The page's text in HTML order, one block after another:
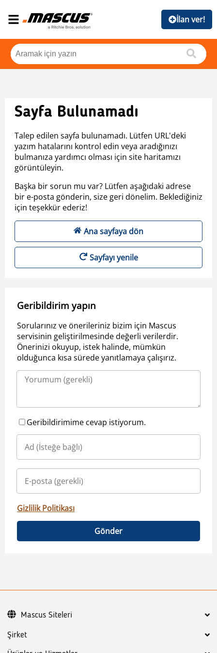
İlan ver!
Sayfa Bulunamadı
Talep edilen sayfa bulunamadı. Lütfen URL'deki
yazım hatalarını kontrol edin veya aradığınızı
bulmanıza yardımcı olması için site haritamızı
görüntüleyin.
Başka bir sorun mu var? Lütfen aşağıdaki adrese
bir e-posta gönderin, size geri dönelim. Beklediğiniz
için teşekkür ederiz!
Ana sayfaya dön
Sayfayı yenile
Geribildirim yapın
Sorularınız ve önerileriniz bizim için Mascus
servisinin geliştirilmesinde değerli verilerdir.
Önerinizi okuyup, istek halinde, mümkün
olduğunca kısa sürede yanıtlamaya çalışırız.
Geribildirimime cevap istiyorum.
Gizlilik Politikası
Gönder
Şirket
Mascus Siteleri